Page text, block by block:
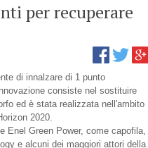
per recuperare
di innalzare di 1 punto
consiste nel sostituire
ed è stata realizzata nell'ambito
2020.
Enel Green Power, come capofila,
e alcuni dei maggiori attori della